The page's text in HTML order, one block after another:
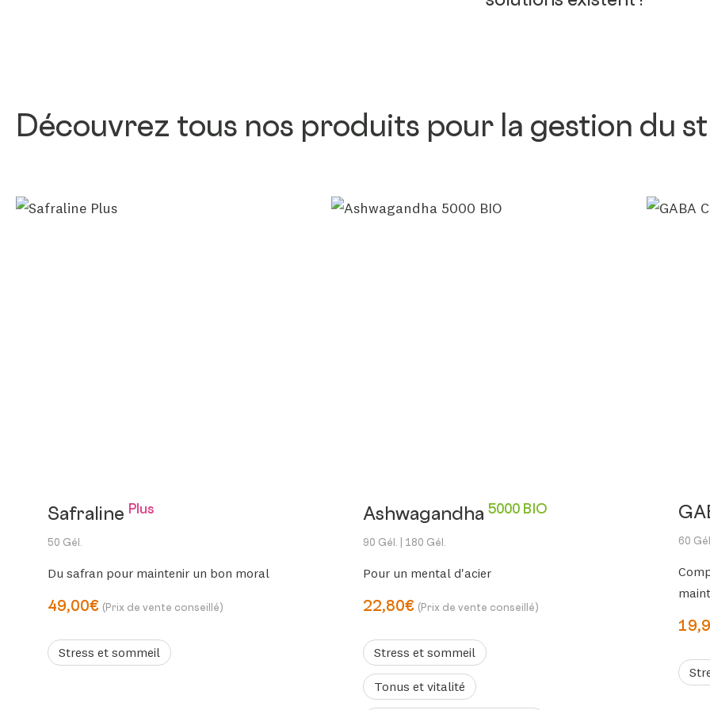
Découvrez tous nos produits pour la gestion du
Safraline Plus
50 Gél.
Du safran pour maintenir un bon moral
49,00€ (Prix de vente conseillé)
Stress et sommeil
Ashwagandha5000 BIO
90 Gél. | 180 Gél.
Pour un mental d'acier
22,80€ (Prix de vente conseillé)
Stress et sommeil
Tonus et vitalité
60